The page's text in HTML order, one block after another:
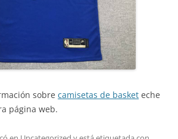
sobre camisetas de basket eche
página web.